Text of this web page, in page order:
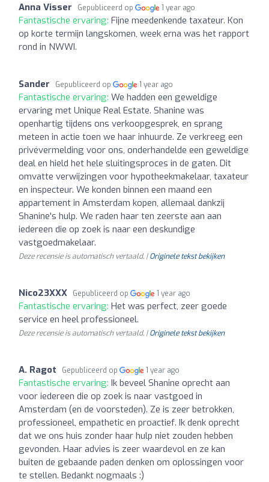
Anna Visser Gepubliceerd op 1 year ago
Fantastische ervaring: Fijne meedenkende taxateur. Kon
op korte termijn langskomen, week erna was het rapport
rond in NWWI.
Sander Gepubliceerd op 1 year ago
Fantastische ervaring: We hadden een geweldige
ervaring met Unique Real Estate. Shanine was
openhartig tijdens ons verkoopgesprek, en sprang
meteen in actie toen we haar inhuurde. Ze verkreeg een
privévermelding voor ons, onderhandelde een geweldige
deal en hield het hele sluitingsproces in de gaten. Dit
omvatte verwijzingen voor hypotheekmakelaar, taxateur
en inspecteur. We konden binnen een maand een
appartement in Amsterdam kopen, allemaal dankzij
Shanine's hulp. We raden haar ten zeerste aan aan
iedereen die op zoek is naar een deskundige
vastgoedmakelaar.
Deze recensie is automatisch vertaald. |Originele tekst bekijken
Nico23XXX Gepubliceerd op 1 year ago
Fantastische ervaring: Het was perfect, zeer goede
service en heel professioneel.
Deze recensie is automatisch vertaald. |Originele tekst bekijken
A. Ragot Gepubliceerd op 1 year ago
Fantastische ervaring: Ik beveel Shanine oprecht aan
voor iedereen die op zoek is naar vastgoed in
Amsterdam (en de voorsteden). Ze is zeer betrokken,
professioneel, empathetic en proactief. Ik denk oprecht
dat we ons huis zonder haar hulp niet zouden hebben
gevonden. Haar advies is zeer waardevol en ze kan
buiten de gebaande paden denken om oplossingen voor
te stellen. Bedankt nogmaals :)